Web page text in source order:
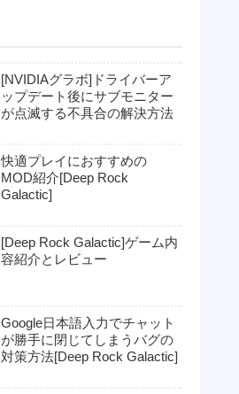
[NVIDIAグラボ]ドライバーア
ップデート後にサブモニター
が点滅する不具合の解決方法
快適プレイにおすすめの
MOD紹介[Deep Rock
Galactic]
[Deep Rock Galactic]ゲーム内
容紹介とレビュー
Google日本語入力でチャット
が勝手に閉じてしまうバグの
対策方法[Deep Rock Galactic]